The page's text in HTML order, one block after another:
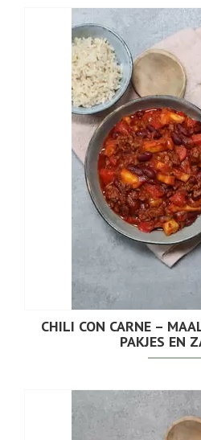
CHILI CON CARNE –
PAKJES EN